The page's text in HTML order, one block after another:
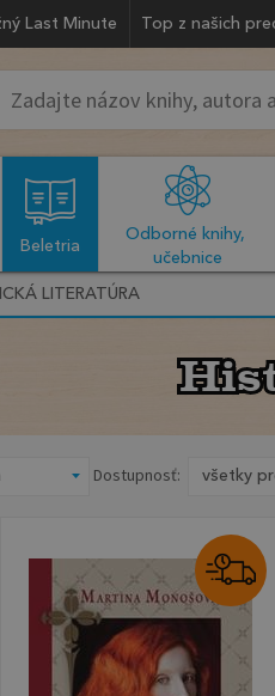
Last Minute Top z našich
Beletria
Odborné knihy,
učebnice
LITERATÚRA
Dostupnosť: